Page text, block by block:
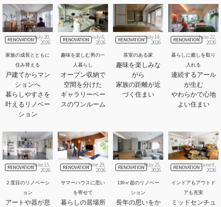
RENOVATIONJuly 20,
2026
家族の成長とともに
住み替える
戸建てからマン
ションへ
暮らしやすさを
叶えるリノベー
ション
RENOVATION July 6,
2026
趣味を楽しむ男の一
人暮らし
オープン収納で
空間を分けた
ギャラリーベー
スのワンルーム
RENOVATIONJuly 14,
2026
茶室のある家
趣味を楽しみな
がら
家族の距離が近
づく住まい
RENOVATIONJune 22,
2026
暮らしに癒しを取り
入れる
連続するアール
が生む
やわらかで心地
よい住まい
RENOVATIONJune 15,
2026
２度目のリノベーシ
ョン
アートや器が息
RENOVATIONJune 29,
2026
サマーハウスに思い
を寄せて
暮らしの居場所
RENOVATIONMay 25,
2026
130㎡超のリノベー
ション
長年の思いをか
RENOVATIONJune 8,
2026
インドアもアウトド
アも充実
ミッドセンチュ